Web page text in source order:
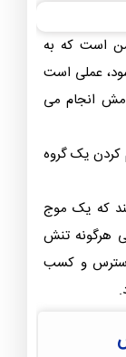
است که به
عملی است
انجام می
کردن یک گروه
که یک موج
هرگونه تنش
و کسب